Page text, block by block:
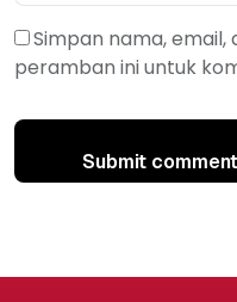
Simpan nama, email,
peramban ini untuk
Submit comment